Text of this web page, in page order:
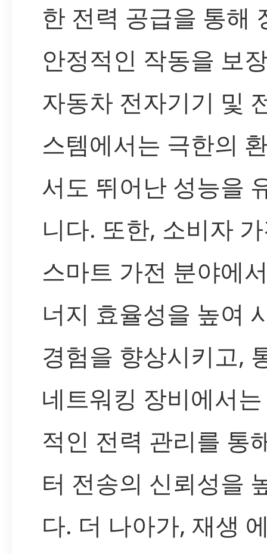
한 전력 공급을 통해
안정적인 작동을 보
자동차 전자기기 및
스템에서는 극한의
서도 뛰어난 성능을
니다. 또한, 소비자
스마트 가전 분야에
너지 효율성을 높여
경험을 향상시키고,
네트워킹 장비에서
적인 전력 관리를 통
터 전송의 신뢰성을
다. 더 나아가, 재생